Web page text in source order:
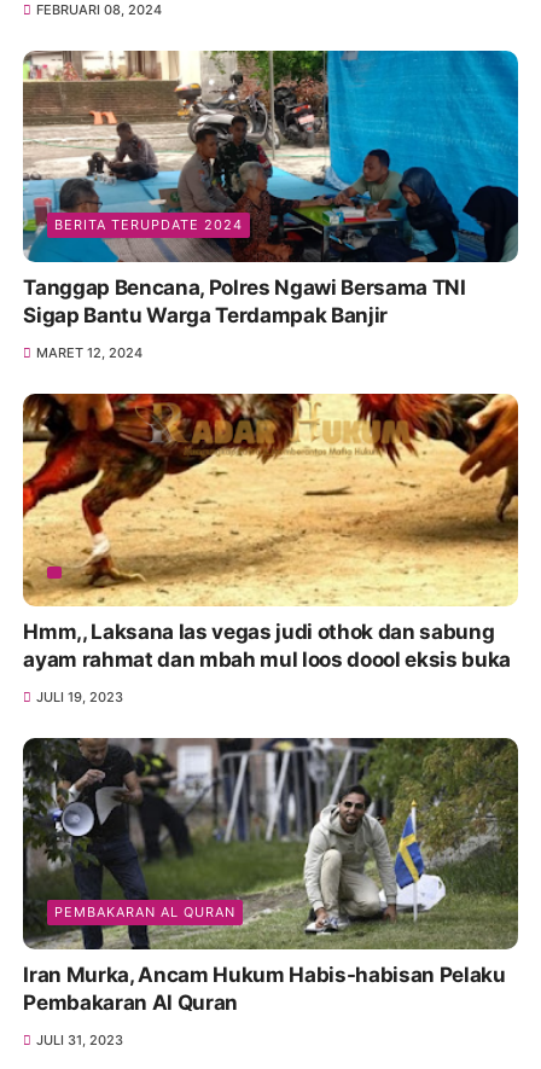
FEBRUARI 08, 2024
BERITA TERUPDATE 2024
Tanggap Bencana, Polres Ngawi Bersama TNI
Sigap Bantu Warga Terdampak Banjir
MARET 12, 2024
Hmm,, Laksana las vegas judi othok dan sabung
ayam rahmat dan mbah mul loos doool eksis buka
JULI 19, 2023
PEMBAKARAN AL QURAN
Iran Murka, Ancam Hukum Habis-habisan Pelaku
Pembakaran Al Quran
JULI 31, 2023